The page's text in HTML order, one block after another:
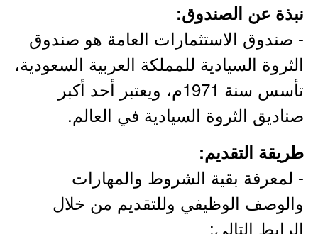
نبذة عن الصندوق:
- صندوق الاستثمارات العامة هو صندوق
الثروة السيادية للمملكة العربية السعودية،
تأسس سنة 1971م، ويعتبر أحد أكبر
صناديق الثروة السيادية في العالم.
طريقة التقديم:
- لمعرفة بقية الشروط والمهارات
والوصف الوظيفي وللتقديم من خلال
الرابط التالي: